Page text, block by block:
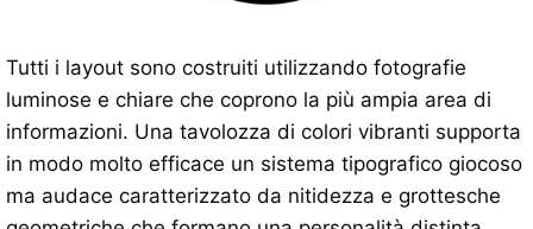
Tutti i layout sono costruiti utilizzando fotografie
luminose e chiare che coprono la più ampia area di
informazioni. Una tavolozza di colori vibranti supporta
in modo molto efficace un sistema tipografico giocoso
ma audace caratterizzato da nitidezza e grottesche